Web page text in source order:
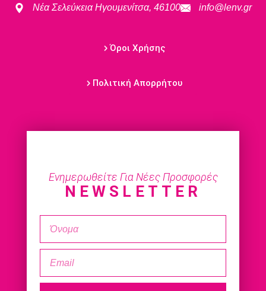
Νέα Σελεύκεια Ηγουμενίτσα, 46100
info@lenv.gr
Όροι Χρήσης
Πολιτική Απορρήτου
Ενημερωθείτε Για Νέες Προσφορές
NEWSLETTER